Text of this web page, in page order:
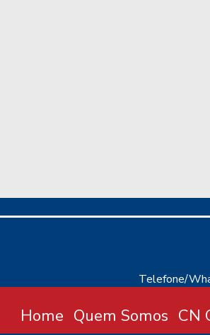
Telefone/
Home Quem Somos CN